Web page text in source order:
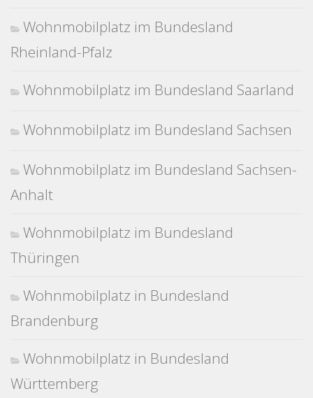
Wohnmobilplatz im Bundesland
Rheinland-Pfalz
Wohnmobilplatz im Bundesland Saarland
Wohnmobilplatz im Bundesland Sachsen
Wohnmobilplatz im Bundesland Sachsen-
Anhalt
Wohnmobilplatz im Bundesland
Thüringen
Wohnmobilplatz in Bundesland
Brandenburg
Wohnmobilplatz in Bundesland
Württemberg